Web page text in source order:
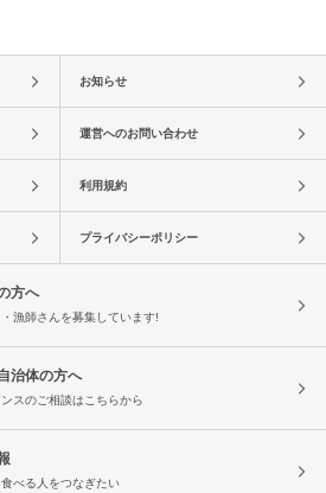
お知らせ
運営へのお問い合わせ
利用規約
プライバシーポリシー
方へ
漁師さんを募集しています!
治体の方へ
スのご相談はこちらから
べる人をつなぎたい